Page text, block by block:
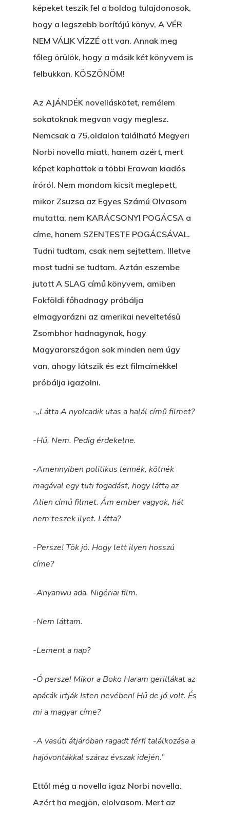
képeket teszik fel a boldog tulajdonosok,
hogy a legszebb borítójú könyv, A VÉR
NEM VÁLIK VÍZZÉ ott van. Annak meg
főleg örülök, hogy a másik két könyvem is
felbukkan. KÖSZÖNÖM!
Az AJÁNDÉK novelláskötet, remélem
sokatoknak megvan vagy meglesz.
Nemcsak a 75.oldalon található Megyeri
Norbi novella miatt, hanem azért, mert
képet kaphattok a többi Erawan kiadós
íróról. Nem mondom kicsit meglepett,
mikor Zsuzsa az Egyes Számú Olvasom
mutatta, nem KARÁCSONYI POGÁCSA a
címe, hanem SZENTESTE POGÁCSÁVAL.
Tudni tudtam, csak nem sejtettem. Illetve
most tudni se tudtam. Aztán eszembe
jutott A SLAG című könyvem, amiben
Fokföldi főhadnagy próbálja
elmagyarázni az amerikai neveltetésű
Zsombhor hadnagynak, hogy
Magyarországon sok minden nem úgy
van, ahogy látszik és ezt filmcímekkel
próbálja igazolni.
-„Látta A nyolcadik utas a halál című filmet?
-Hű. Nem. Pedig érdekelne.
-Amennyiben politikus lennék, kötnék
magával egy tuti fogadást, hogy látta az
Alien című filmet. Ám ember vagyok, hát
nem teszek ilyet. Látta?
-Persze! Tök jó. Hogy lett ilyen hosszú
címe?
-Anyanwu ada. Nigériai film.
-Nem láttam.
-Lement a nap?
-Ó persze! Mikor a Boko Haram gerillákat az
apácák irtják Isten nevében! Hű de jó volt. És
mi a magyar címe?
-A vasúti átjáróban ragadt férfi találkozása a
hajóvontákkal száraz évszak idején.”
Ettől még a novella igaz Norbi novella.
Azért ha megjön, elolvasom. Mert az